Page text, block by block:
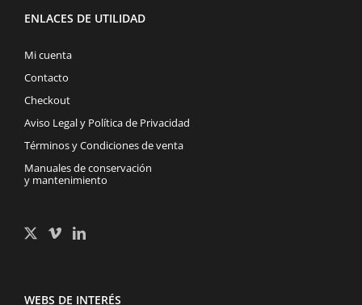
ENLACES DE UTILIDAD
Mi cuenta
Contacto
Checkout
Aviso Legal y Política de Privacidad
Términos y Condiciones de venta
Manuales de conservación
y mantenimiento
WEBS DE INTERÉS